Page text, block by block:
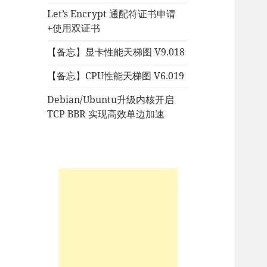
Let’s Encrypt 通配符证书申请
+使用双证书
【备忘】显卡性能天梯图 V9.018
【备忘】CPU性能天梯图 V6.019
Debian/Ubuntu升级内核开启
TCP BBR 实现高效单边加速